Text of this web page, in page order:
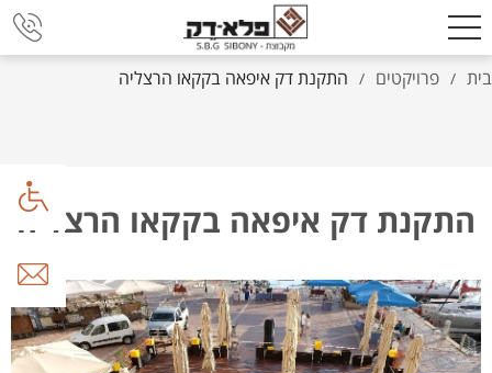
בית / פרויקטים / התקנת דק איפאה בקקאו הרצליה
התקנת דק איפאה בקקאו הרצליה